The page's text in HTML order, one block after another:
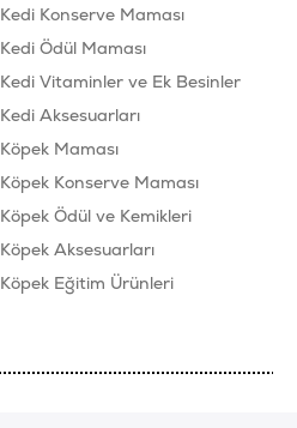
Kedi Konserve Maması
Kedi Ödül Maması
Kedi Vitaminler ve Ek Besinler
Kedi Aksesuarları
Köpek Maması
Köpek Konserve Maması
Köpek Ödül ve Kemikleri
Köpek Aksesuarları
Köpek Eğitim Ürünleri